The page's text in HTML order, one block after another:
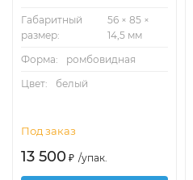
Габаритный
размер:
56 × 85 ×
14,5 мм
Форма:
ромбовидная
Цвет:
белый
Под заказ
13 500 ₽ /упак.